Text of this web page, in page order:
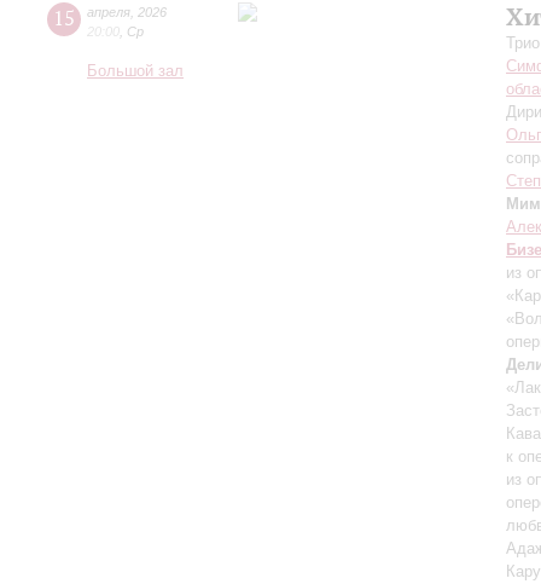
15 апреля 2026
20:00 Ср
Большой зал
Бизе
из
к
из